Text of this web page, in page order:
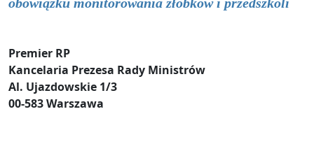
Premier RP
Kancelaria Prezesa Rady Ministrów
Al. Ujazdowskie 1/3
00-583 Warszawa